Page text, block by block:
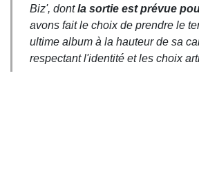
Biz', dontla sortie est prévue
avons fait le choix de prendre le
ultime album à la hauteur de sa
respectant l'identité et les choix